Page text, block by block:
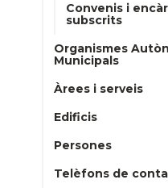
Convenis i
subscrits
Organismes
Municipals
Àrees i serveis
Edificis
Persones
Telèfons de